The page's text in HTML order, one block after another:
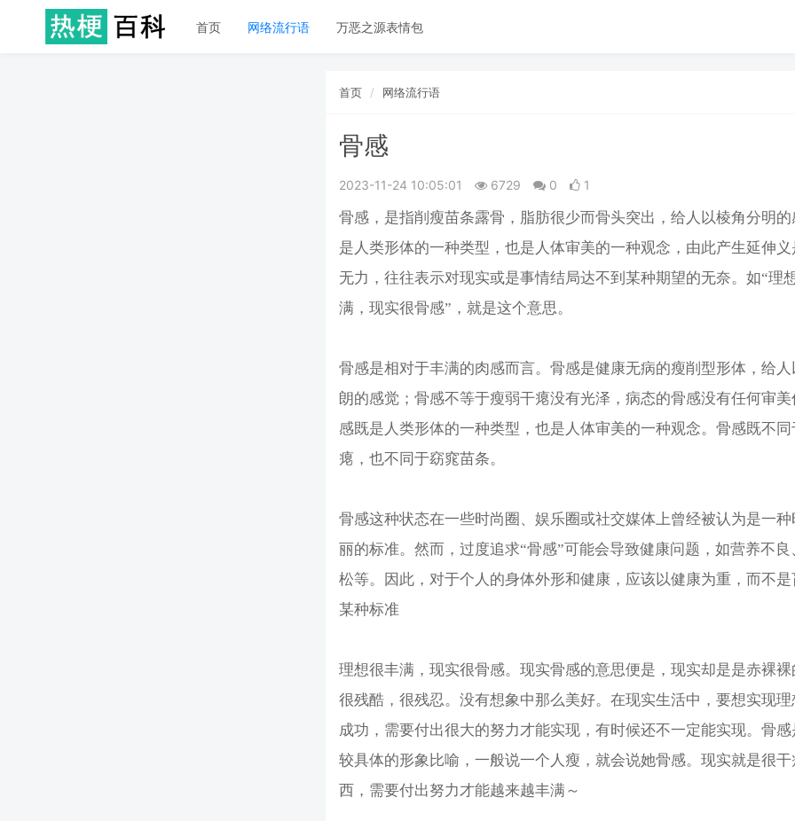
首页 网络流行语 万恶之源表情包
首页 网络流行语
骨感
2023-11-24 10:05:01 6729 0 1
骨感，是指削瘦苗条露骨，脂肪很少而骨头突出，给人以棱角分明
是人类形体的一种类型，也是人体审美的一种观念，由此产生延伸
无力，往往表示对现实或是事情结局达不到某种期望的无奈。如“理
满，现实很骨感”，就是这个意思。
骨感是相对于丰满的肉感而言。骨感是健康无病的瘦削型形体，给
朗的感觉；骨感不等于瘦弱干瘪没有光泽，病态的骨感没有任何审
感既是人类形体的一种类型，也是人体审美的一种观念。骨感既不
瘪，也不同于窈窕苗条。
骨感这种状态在一些时尚圈、娱乐圈或社交媒体上曾经被认为是一
丽的标准。然而，过度追求“骨感”可能会导致健康问题，如营养不良
松等。因此，对于个人的身体外形和健康，应该以健康为重，而不
某种标准
理想很丰满，现实很骨感。现实骨感的意思便是，现实却是是赤裸
很残酷，很残忍。没有想象中那么美好。在现实生活中，要想实现
成功，需要付出很大的努力才能实现，有时候还不一定能实现。骨
较具体的形象比喻，一般说一个人瘦，就会说她骨感。现实就是很
西，需要付出努力才能越来越丰满～